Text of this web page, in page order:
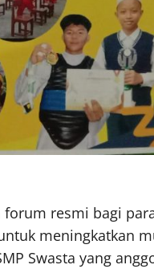
forum resmi bagi
meningkatkan
Swasta yang